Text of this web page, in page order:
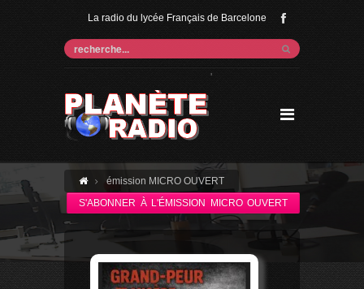
La radio du lycée Français de Barcelone
'
émission MICRO OUVERT
S'ABONNER À L'ÉMISSION MICRO OUVERT